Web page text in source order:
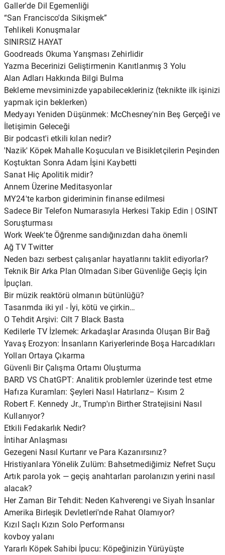
Galler'de Dil Egemenliği
“San Francisco'da Sikişmek”
Tehlikeli Konuşmalar
SINIRSIZ HAYAT
Goodreads Okuma Yarışması Zehirlidir
Yazma Becerinizi Geliştirmenin Kanıtlanmış 3 Yolu
Alan Adları Hakkında Bilgi Bulma
Bekleme mevsiminizde yapabilecekleriniz (teknikte ilk işinizi
yapmak için beklerken)
Medyayı Yeniden Düşünmek: McChesney'nin Beş Gerçeği ve
İletişimin Geleceği
Bir podcast'i etkili kılan nedir?
'Nazik' Köpek Mahalle Koşucuları ve Bisikletçilerin Peşinden
Koştuktan Sonra Adam İşini Kaybetti
Sanat Hiç Apolitik midir?
Annem Üzerine Meditasyonlar
MY24'te karbon gideriminin finanse edilmesi
Sadece Bir Telefon Numarasıyla Herkesi Takip Edin | OSINT
Soruşturması
Work Week'te Öğrenme sandığınızdan daha önemli
Ağ TV Twitter
Neden bazı serbest çalışanlar hayatlarını taklit ediyorlar?
Teknik Bir Arka Plan Olmadan Siber Güvenliğe Geçiş İçin
İpuçları.
Bir müzik reaktörü olmanın bütünlüğü?
Tasarımda iki yıl - İyi, kötü ve çirkin…
O Tehdit Arşivi: Cilt 7 Black Basta
Kedilerle TV İzlemek: Arkadaşlar Arasında Oluşan Bir Bağ
Yavaş Erozyon: İnsanların Kariyerlerinde Boşa Harcadıkları
Yolları Ortaya Çıkarma
Güvenli Bir Çalışma Ortamı Oluşturma
BARD VS ChatGPT: Analitik problemler üzerinde test etme
Hafıza Kuramları: Şeyleri Nasıl Hatırlarız– Kısım 2
Robert F. Kennedy Jr., Trump'ın Birther Stratejisini Nasıl
Kullanıyor?
Etkili Fedakarlık Nedir?
İntihar Anlaşması
Gezegeni Nasıl Kurtarır ve Para Kazanırsınız?
Hristiyanlara Yönelik Zulüm: Bahsetmediğimiz Nefret Suçu
Artık parola yok — geçiş anahtarları parolanızın yerini nasıl
alacak?
Her Zaman Bir Tehdit: Neden Kahverengi ve Siyah İnsanlar
Amerika Birleşik Devletleri'nde Rahat Olamıyor?
Kızıl Saçlı Kızın Solo Performansı
kovboy yalanı
Yararlı Köpek Sahibi İpucu: Köpeğinizin Yürüyüşte